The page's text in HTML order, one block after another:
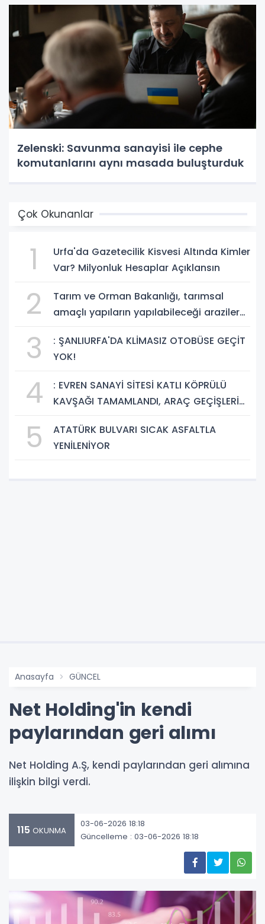
Zelenski: Savunma sanayisi ile cephe
komutanlarını aynı masada buluşturduk
Çok Okunanlar
1
Urfa'da Gazetecilik Kisvesi Altında Kimler
Var? Milyonluk Hesaplar Açıklansın
2
Tarım ve Orman Bakanlığı, tarımsal
amaçlı yapıların yapılabileceği arazilere
Resmi Gazete'de yayımlanan yönetmelik
değişikliğiyle, bağ evi yapılmasına izin
3
: ŞANLIURFA'DA KLİMASIZ OTOBÜSE GEÇİT
YOK!
4
: EVREN SANAYİ SİTESİ KATLI KÖPRÜLÜ
KAVŞAĞI TAMAMLANDI, ARAÇ GEÇİŞLERİ
5
ATATÜRK BULVARI SICAK ASFALTLA
YENİLENİYOR
Anasayfa GÜNCEL
Net Holding'in kendi
paylarından geri alımı
Net Holding A.Ş, kendi paylarından geri alımına
ilişkin bilgi verdi.
115 OKUNMA
03-06-2026 18:18
Güncelleme : 03-06-2026 18:18